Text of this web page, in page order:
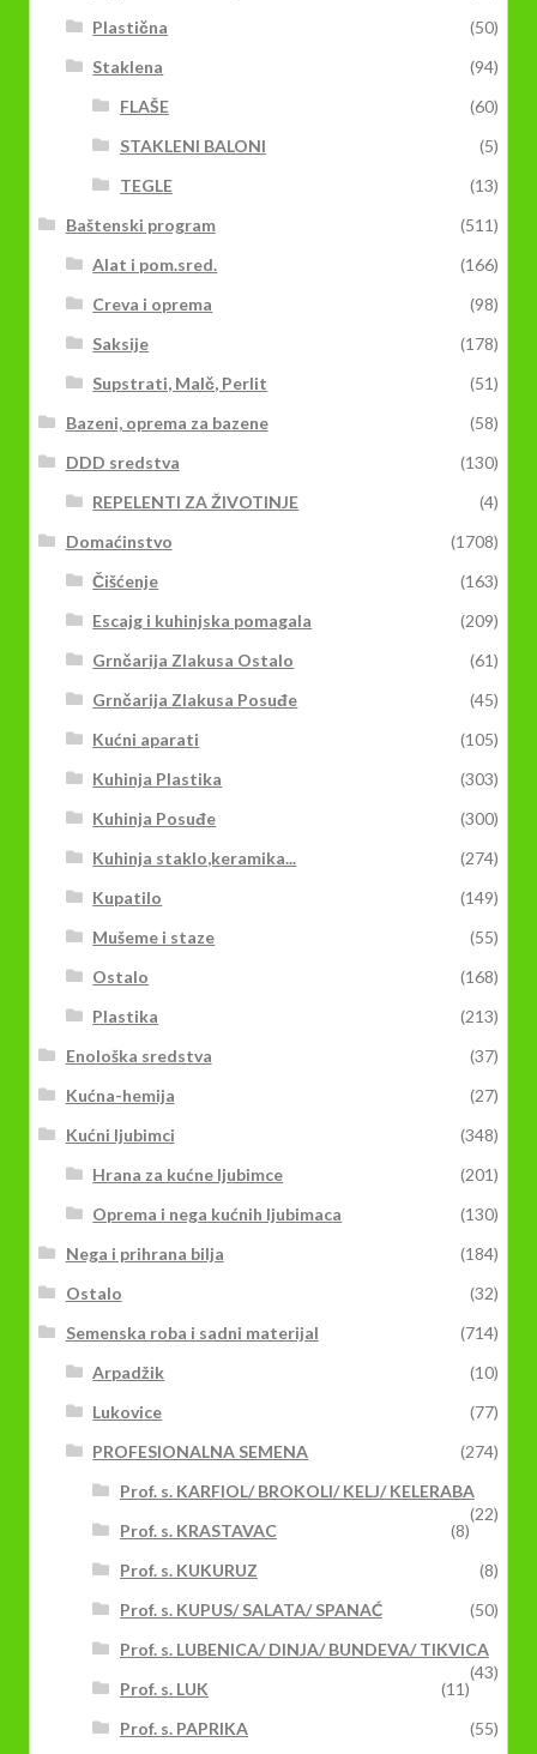
Plastična
(50)
Staklena
(94)
FLAŠE
(60)
STAKLENI BALONI
(5)
TEGLE
(13)
Baštenski program
(511)
Alat i pom.sred.
(166)
Creva i oprema
(98)
Saksije
(178)
Supstrati, Malč, Perlit
(51)
Bazeni, oprema za bazene
(58)
DDD sredstva
(130)
REPELENTI ZA ŽIVOTINJE
(4)
Domaćinstvo
(1708)
Čišćenje
(163)
Escajg i kuhinjska pomagala
(209)
Grnčarija Zlakusa Ostalo
(61)
Grnčarija Zlakusa Posuđe
(45)
Kućni aparati
(105)
Kuhinja Plastika
(303)
Kuhinja Posuđe
(300)
Kuhinja staklo,keramika...
(274)
Kupatilo
(149)
Mušeme i staze
(55)
Ostalo
(168)
Plastika
(213)
Enološka sredstva
(37)
Kućna-hemija
(27)
Kućni ljubimci
(348)
Hrana za kućne ljubimce
(201)
Oprema i nega kućnih ljubimaca
(130)
Nega i prihrana bilja
(184)
Ostalo
(32)
Semenska roba i sadni materijal
(714)
Arpadžik
(10)
Lukovice
(77)
PROFESIONALNA SEMENA
(274)
Prof. s. KARFIOL/ BROKOLI/ KELJ/ KELERABA
(22)
Prof. s. KRASTAVAC
(8)
Prof. s. KUKURUZ
(8)
Prof. s. KUPUS/ SALATA/ SPANAĆ
(50)
Prof. s. LUBENICA/ DINJA/ BUNDEVA/ TIKVICA
(43)
Prof. s. LUK
(11)
Prof. s. PAPRIKA
(55)